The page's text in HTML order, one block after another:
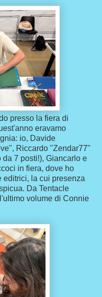
presso la fiera di
eravamo
io, Davide
Riccardo "Zendar77"
7 posti!), Giancarlo e
in fiera, dove ho
editrici, la cui presenza
Da Tentacle
volume di Connie